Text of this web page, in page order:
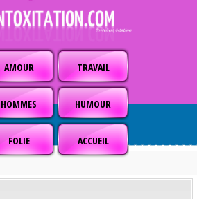
AMOUR TRAVAIL
HOMMES HUMOUR
FOLIE ACCUEIL